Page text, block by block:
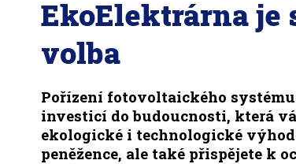
EkoElektrárna je
volba
Pořízení fotovoltaického
investicí do budoucnosti, která
ekologické i technologické
peněžence, ale také přispějete k